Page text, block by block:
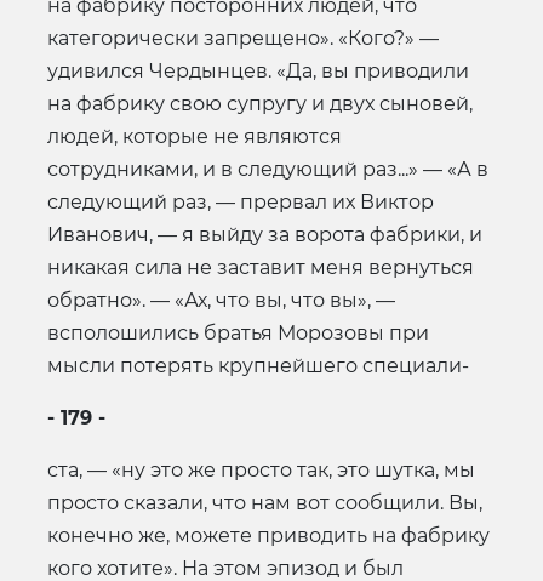
на фабрику посторонних людей, что
категорически запрещено». «Кого?» —
удивился Чердынцев. «Да, вы приводили
на фабрику свою супругу и двух сыновей,
людей, которые не являются
сотрудниками, и в следующий раз...» — «А в
следующий раз, — прервал их Виктор
Иванович, — я выйду за ворота фабрики, и
никакая сила не заставит меня вернуться
обратно». — «Ах, что вы, что вы», —
всполошились братья Морозовы при
мысли потерять крупнейшего специали-
- 179 -
ста, — «ну это же просто так, это шутка, мы
просто сказали, что нам вот сообщили. Вы,
конечно же, можете приводить на фабрику
кого хотите». На этом эпизод и был